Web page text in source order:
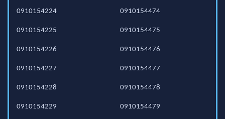
0910154224
0910154225
0910154226
0910154227
0910154228
0910154229
0910154474
0910154475
0910154476
0910154477
0910154478
0910154479